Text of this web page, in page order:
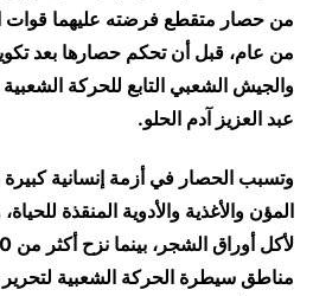
من حصار متقطع فرضته عليهما قوات
من عام، قبل أن تحكم حصارها بعد
والجيش الشعبي التابع للحركة الشعبية
عبد العزيز آدم الحلو.
وتسبب الحصار في أزمة إنسانية كبيرة
المؤن والأغذية والأدوية المنقذة
مناطق سيطرة الحركة الشعبية لتحرير